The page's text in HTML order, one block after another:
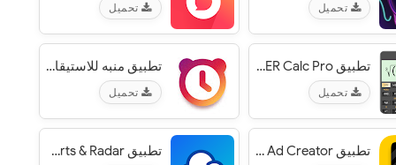
تحميل تحميل
تطبيق HiPER Calc Pro‏
تحميل
تطبيق منبه للاستيقاظ من النوم بصوت، عالي - Alarmy‏
تحميل
تطبيق Intro Maker, Promo Video Maker, Ad Creator‏ تطبيق 1Weather: Forecasts, Widgets, Snow Alerts & Radar‏